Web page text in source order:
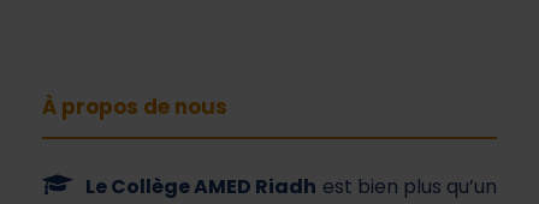
À propos de nous
Le Collège AMED Riadh est bien plus qu’un